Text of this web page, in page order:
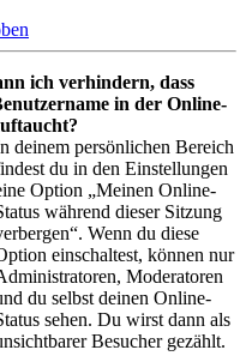
ich verhindern, dass
in der Online-
deinem persönlichen Bereich
du in den Einstellungen
Option „Meinen Online-
während dieser Sitzung
Wenn du diese
einschaltest, können nur
Moderatoren
du selbst deinen Online-
sehen. Du wirst dann als
Besucher gezählt.